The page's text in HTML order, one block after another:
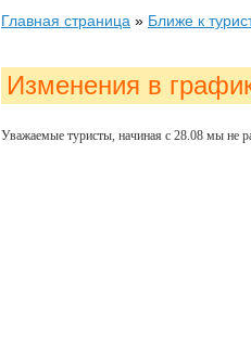
Главная страница » Ближе к
Изменения в
Уважаемые туристы, начиная с 28.08 мы не